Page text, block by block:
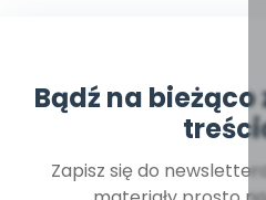
Bądź na
Zapisz się do